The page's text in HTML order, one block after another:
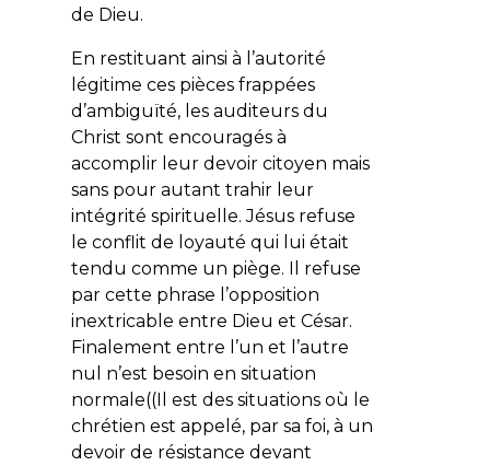
de Dieu.
En restituant ainsi à l’autorité
légitime ces pièces frappées
d’ambiguïté, les auditeurs du
Christ sont encouragés à
accomplir leur devoir citoyen mais
sans pour autant trahir leur
intégrité spirituelle. Jésus refuse
le conflit de loyauté qui lui était
tendu comme un piège. Il refuse
par cette phrase l’opposition
inextricable entre Dieu et César.
Finalement entre l’un et l’autre
nul n’est besoin en situation
normale((Il est des situations où le
chrétien est appelé, par sa foi, à un
devoir de résistance devant